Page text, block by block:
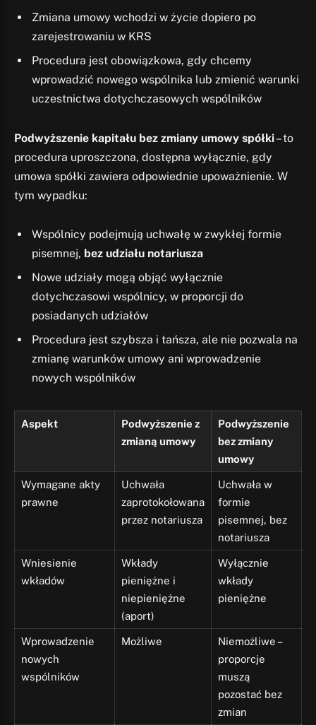
Zmiana umowy wchodzi w życie dopiero po
zarejestrowaniu w KRS
Procedura jest obowiązkowa, gdy chcemy
wprowadzić nowego wspólnika lub zmienić warunki
uczestnictwa dotychczasowych wspólników
Podwyższenie kapitału bez zmiany umowy spółki– to
procedura uproszczona, dostępna wyłącznie, gdy
umowa spółki zawiera odpowiednie upoważnienie. W
tym wypadku:
Wspólnicy podejmują uchwałę w zwykłej formie
pisemnej, bez udziału notariusza
Nowe udziały mogą objąć wyłącznie
dotychczasowi wspólnicy, w proporcji do
posiadanych udziałów
Procedura jest szybsza i tańsza, ale nie pozwala na
zmianę warunków umowy ani wprowadzenie
nowych wspólników
Aspekt
Podwyższenie z
zmianą umowy
Podwyższenie
bez zmiany
umowy
Wymagane akty
prawne
Uchwała
zaprotokołowana
przez notariusza
Uchwała w
formie
pisemnej, bez
notariusza
Wniesienie
wkładów
Wkłady
pieniężne i
niepieniężne
(aport)
Wyłącznie
wkłady
pieniężne
Wprowadzenie
nowych
wspólników
Możliwe
Niemożliwe –
proporcje
muszą
pozostać bez
zmian